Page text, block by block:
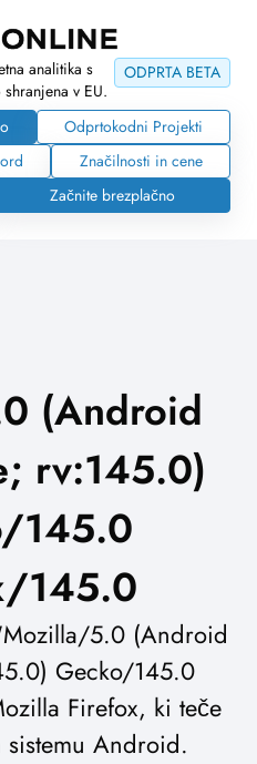
ODPRTA BETA
analitika s
v EU.
Odprtokodni Projekti
Značilnosti in cene
Začnite brezplačno
(Android
rv:145.0)
145.0
145.0
5.0 (Android
Gecko/145.0
Firefox, ki teče
Android.